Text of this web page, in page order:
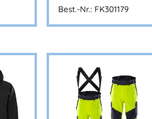
Best.-Nr.: FK301179